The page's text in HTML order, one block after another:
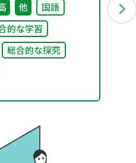
他
国語
的な学習
総合的な探究